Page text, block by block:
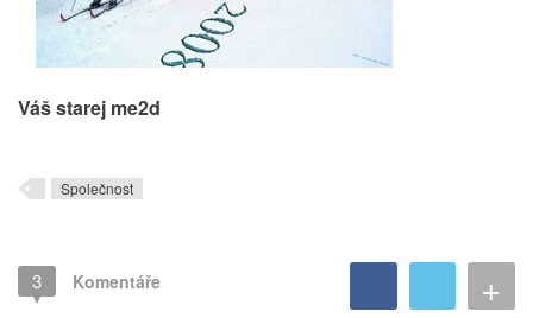
Váš starej me2d
Společnost
3 Komentáře +